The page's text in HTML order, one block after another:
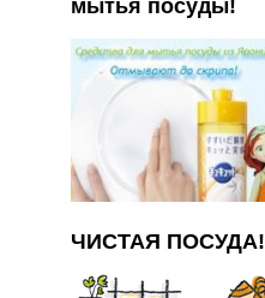
мытья посуды!
ЧИСТАЯ ПОСУДА!